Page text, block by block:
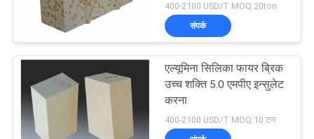
गोपनीयता
नीति
हाई एलुमिना इंसुलेटिंग
ब्रिक
61
400-2100 USD/T MOQ:20ton
संपर्क
एल्यूमिना सिलिका फायर ब्रिक
उच्च शक्ति 5.0 एमपीए इन्सुलेट
करना
400-2100 USD/T MOQ:10 टन